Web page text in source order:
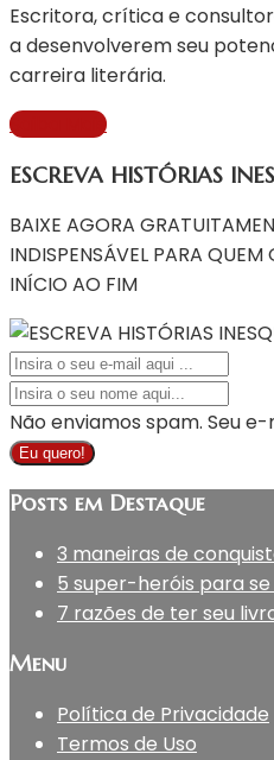
Escritora, crítica e
a desenvolverem seu
carreira literária.
Saiba Mais
ESCREVA HISTÓRIAS
BAIXE AGORA
INDISPENSÁVEL PARA
INÍCIO AO FIM
Não enviamos spam. Seu
Eu quero!
Posts em Destaque
3 maneiras de
5 super-heróis para
7 razões de ter seu
Menu
Política de Privacidade
Termos de Uso